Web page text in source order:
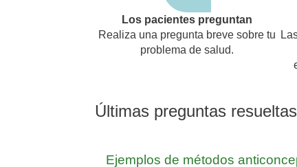
Los pacientes preguntan
Realiza una pregunta breve sobre tu
problema de salud.
Últimas preguntas
Ejemplos de métodos